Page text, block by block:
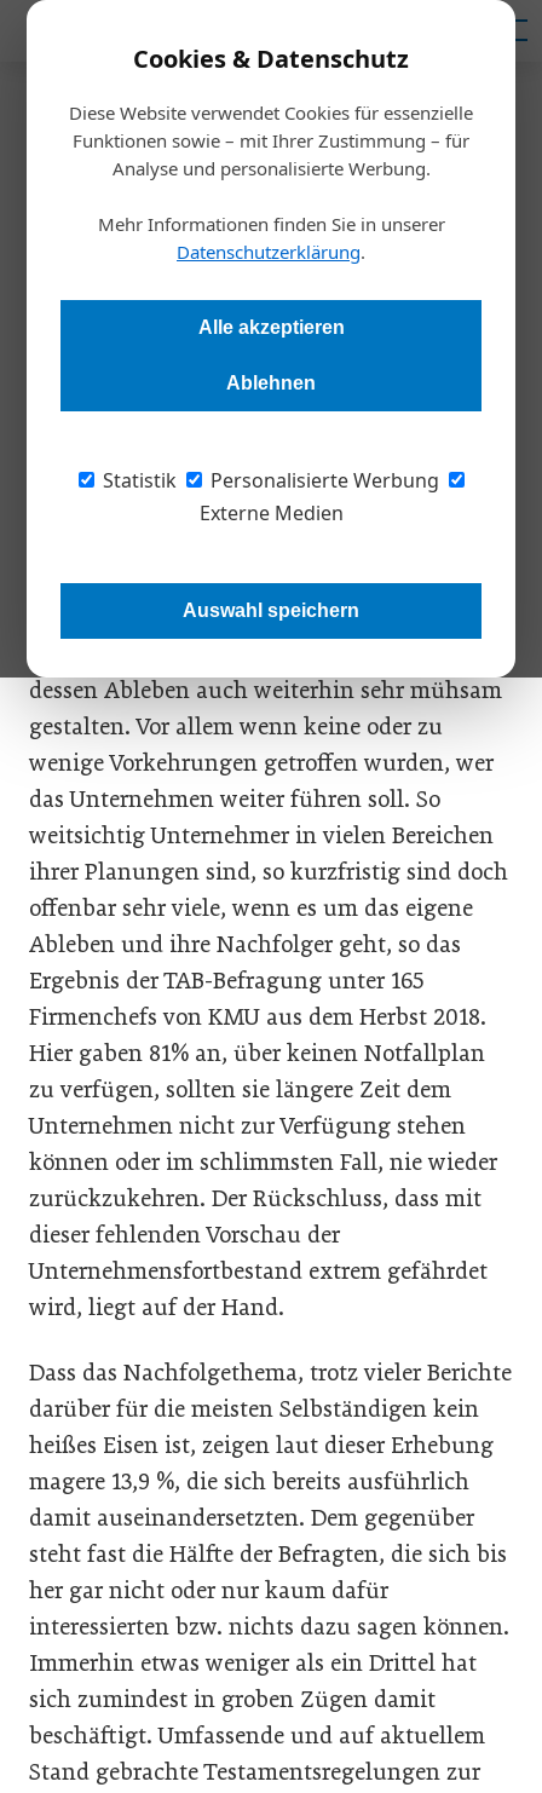
Cookies & Datenschutz
Diese Website verwendet Cookies für essenzielle
Funktionen sowie – mit Ihrer Zustimmung – für
Analyse und personalisierte Werbung.
Mehr Informationen finden Sie in unserer
Datenschutzerklärung.
Alle akzeptieren
Ablehnen
Statistik
Personalisierte Werbung
Externe Medien
Auswahl speichern
Startseite/Inspiration
Vorsorge für Nachfolge
Redaktion 02.05.2019, 15:35 Uhr
Das Thema Nachfolge ist bei vielen UnternehmerInnen noch
Raum weist eine Schieflage zwischen notwendiger Planung
und einer laissez-faire-Einstellung vieler KMU auf. Woran das
ist das Tor zum Licht am Ende eines mühsam
gewordenen Weges“ könnte sich der Weg für
dessen Ableben auch weiterhin sehr mühsam
gestalten. Vor allem wenn keine oder zu
wenige Vorkehrungen getroffen wurden, wer
das Unternehmen weiter führen soll. So
weitsichtig Unternehmer in vielen Bereichen
ihrer Planungen sind, so kurzfristig sind doch
offenbar sehr viele, wenn es um das eigene
Ableben und ihre Nachfolger geht, so das
Ergebnis der TAB-Befragung unter 165
Firmenchefs von KMU aus dem Herbst 2018.
Hier gaben 81% an, über keinen Notfallplan
zu verfügen, sollten sie längere Zeit dem
Unternehmen nicht zur Verfügung stehen
können oder im schlimmsten Fall, nie wieder
zurückzukehren. Der Rückschluss, dass mit
dieser fehlenden Vorschau der
Unternehmensfortbestand extrem gefährdet
wird, liegt auf der Hand.
Dass das Nachfolgethema, trotz vieler Berichte
darüber für die meisten Selbständigen kein
heißes Eisen ist, zeigen laut dieser Erhebung
magere 13,9 %, die sich bereits ausführlich
damit auseinandersetzten. Dem gegenüber
steht fast die Hälfte der Befragten, die sich bis
her gar nicht oder nur kaum dafür
interessierten bzw. nichts dazu sagen können.
Immerhin etwas weniger als ein Drittel hat
sich zumindest in groben Zügen damit
beschäftigt. Umfassende und auf aktuellem
Stand gebrachte Testamentsregelungen zur